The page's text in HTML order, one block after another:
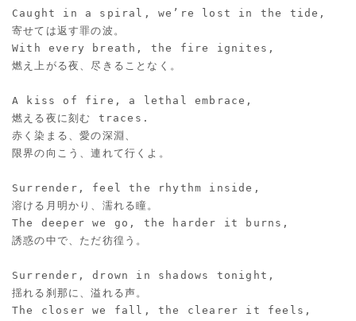
Caught in a spiral, we’re lost in the tide,
寄せては返す罪の波。
With every breath, the fire ignites,
燃え上がる夜、尽きることなく。
A kiss of fire, a lethal embrace,
燃える夜に刻む traces.
赤く染まる、愛の深淵、
限界の向こう、連れて行くよ。
Surrender, feel the rhythm inside,
溶ける月明かり、濡れる瞳。
The deeper we go, the harder it burns,
誘惑の中で、ただ彷徨う。
Surrender, drown in shadows tonight,
揺れる刹那に、溢れる声。
The closer we fall, the clearer it feels,